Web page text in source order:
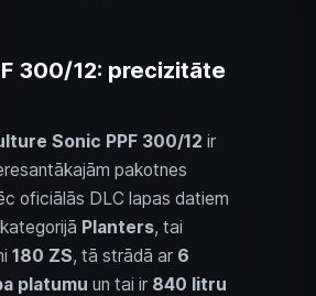
300/12: precizitāte
Sonic PPF 300/12 ir
pakotnes
oficiālās DLC lapas datiem
Planters, tai
180 ZS, tā strādā ar 6
platumu un tai ir 840 litru